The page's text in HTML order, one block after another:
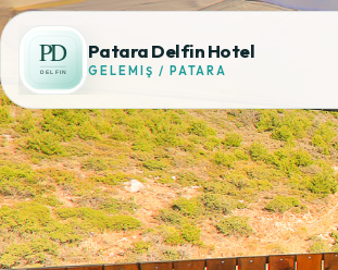
Patara Delfin Hotel
GELEMIŞ / PATARA